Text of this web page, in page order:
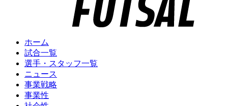
ホーム
試合一覧
選手・スタッフ一覧
ニュース
事業戦略
事業性